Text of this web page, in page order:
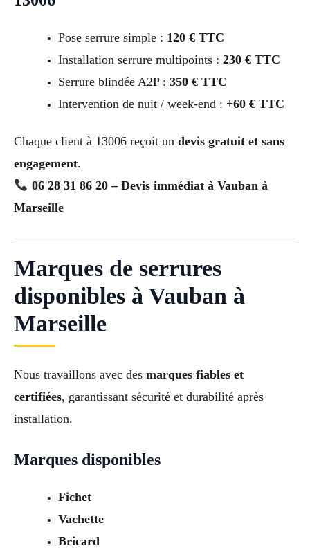
Pose serrure simple : 120 € TTC
Installation serrure multipoints : 230 € TTC
Serrure blindée A2P : 350 € TTC
Intervention de nuit / week-end : +60 € TTC
Chaque client à 13006 reçoit un devis gratuit et sans
engagement.
06 28 31 86 20 – Devis immédiat à Vauban à
Marseille
Marques de serrures
disponibles à Vauban à
Marseille
Nous travaillons avec des marques fiables et
certifiées, garantissant sécurité et durabilité après
installation.
Marques disponibles
Fichet
Vachette
Bricard